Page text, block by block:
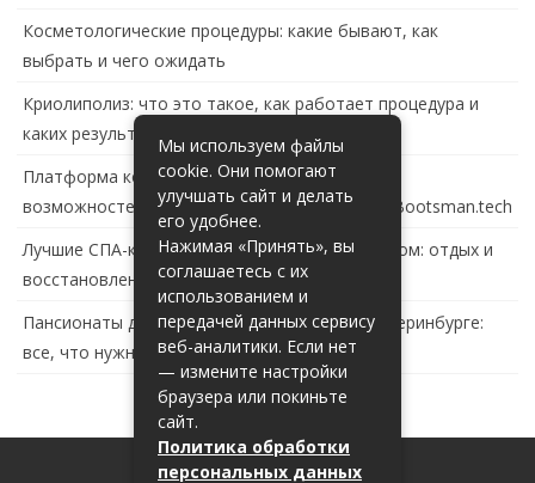
Косметологические процедуры: какие бывают, как
выбрать и чего ожидать
Криолиполиз: что это такое, как работает процедура и
каких результатов ждать
Платформа контейнеризации в России: обзор
возможностей и перспектив развития сайта Bootsman.tech
Лучшие СПА-комплексы в Тольятти с бассейном: отдых и
восстановление за городом
Пансионаты для пожилых с деменцией в Екатеринбурге:
все, что нужно знать
Мы используем файлы
cookie. Они помогают
улучшать сайт и делать
его удобнее.
Нажимая «Принять», вы
соглашаетесь с их
использованием и
передачей данных сервису
веб-аналитики. Если нет
— измените настройки
браузера или покиньте
сайт.
Политика обработки
персональных данных